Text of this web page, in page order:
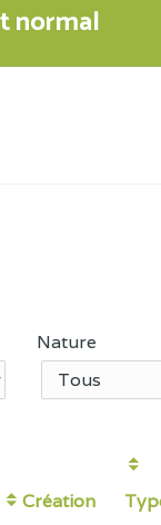
normal
Nature
Création